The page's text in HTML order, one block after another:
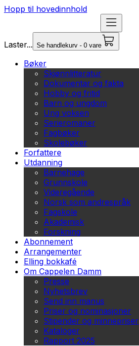
Hopp til hovedinnhold
Laster... Se handlekurv - 0 vare
Bøker
Skjønnlitteratur
Dokumentar og fakta
Hobby og fritid
Barn og ungdom
Ung voksen
Serieromaner
Fagbøker
Skolebøker
Forfattere
Utdanning
Barnehage
Grunnskole
Videregående
Norsk som andrespråk
Fagskole
Akademisk
Forskning
Abonnement
Arrangementer
Elling bokkafé
Om Cappelen Damm
Presse
Nyhetsbrev
Send inn manus
Priser og nominasjoner
Stipender og minnepriser
Kataloger
Rapport 2025